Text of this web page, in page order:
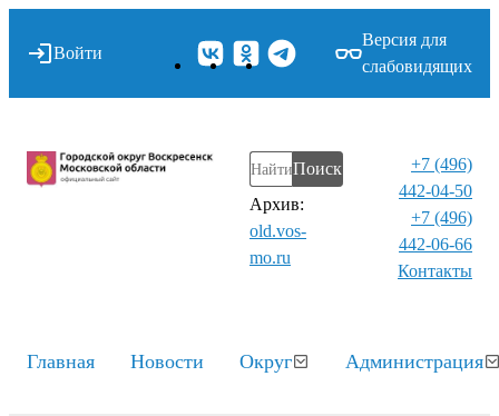
Войти
Версия для
слабовидящих
Поиск
Архив:
old.vos-
mo.ru
+7 (496)
442-04-50
+7 (496)
442-06-66
Контакты⁠
Главная Новости Округ Администрация